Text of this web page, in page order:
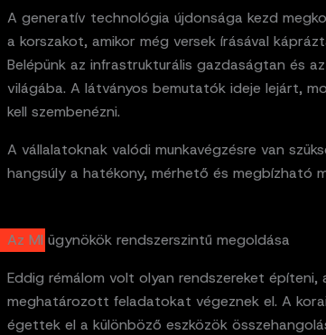
A generatív technológia újdonsága kezd
a korszakot, amikor még versek írásával
Belépünk az infrastrukturális gazdaságtan és
világába. A látványos bemutatók ideje lejárt,
kell szembenézni.
A vállalatoknak valódi munkavégzésre van
hangsúly a hatékony, mérhető és megbízható
Az MI ügynökök rendszerszintű megoldása
Eddig rémálom volt olyan rendszereket építeni,
meghatározott feladatokat végeznek el. A
égettek el a különböző eszközök